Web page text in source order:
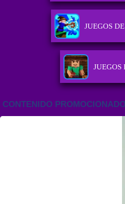
JUEGOS
JUEGOS